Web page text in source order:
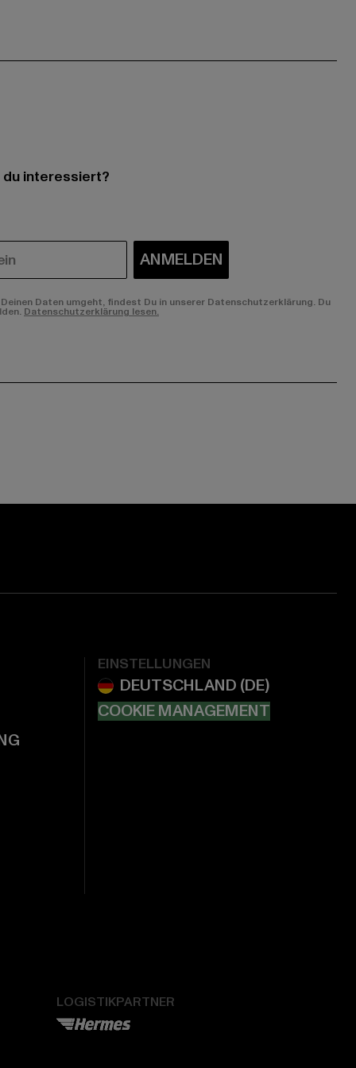
interessiert?
ANMELDEN
Daten umgeht, findest Du in unserer Datenschutzerklärung. Du
Datenschutzerklärung lesen.
EINSTELLUNGEN
COOKIE MANAGEMENT
LOGISTIKPARTNER